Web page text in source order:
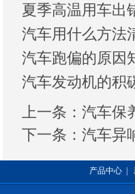
夏季高温用车出
汽车用什么方法
汽车跑偏的原因
汽车发动机的积
上一条： 汽车保
下一条： 汽车异
产品中心